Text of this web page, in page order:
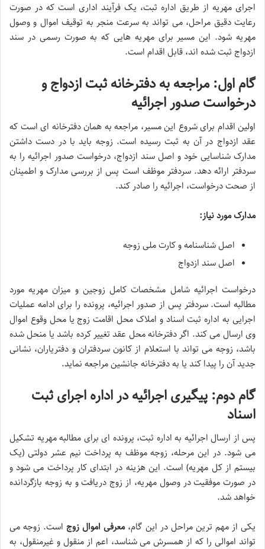
اجرای مهریه از طریق اداره ثبت، یک فرآیند اداری است که در صورت
رعایت دقیق مراحل، می تواند به سرعت منجر به توقیف اموال و وصول
مهریه شود. این مسیر برای مهریه هایی که به صورت رسمی در سند
ازدواج ثبت شده اند، قابل اقدام است.
گام اول: مراجعه به دفترخانه ثبت ازدواج و
درخواست صدور اجرائیه
اولین اقدام برای شروع این مسیر، مراجعه به همان دفترخانه ای است که
عقد ازدواج در آن به ثبت رسیده است. زوجه باید با در دست داشتن
مدارک شناسایی خود و اصل سند ازدواج، درخواست صدور اجرائیه را به
سردفتر ارائه دهد. سردفتر موظف است پس از بررسی مدارک و اطمینان
از صحت درخواست، اجرائیه را صادر کند.
مدارک مورد نیاز:
اصل شناسنامه و کارت ملی زوجه
اصل سند ازدواج
درخواست اجرائیه شامل مشخصات کامل زوجین و میزان مهریه مورد
مطالبه است. سردفتر پس از صدور اجرائیه، پرونده را برای ادامه عملیات
اجرایی به اداره ثبت اسناد و املاک محل اقامت زوج یا محل وقوع اموال
وی ارسال می کند. اگر دفترخانه محل عقد تغییر کرده باشد یا منحل شده
باشد، زوجه می تواند با استعلام از کانون سردفتران و دفتریاران، نشانی
جدید آن را پیدا کند یا به دفترخانه جانشین مراجعه نماید.
گام دوم: پیگیری اجرائیه در اداره اجرای ثبت
اسناد
پس از ارسال اجرائیه به اداره ثبت، پرونده ای برای مطالبه مهریه تشکیل
می شود. در این مرحله، زوجه موظف به پرداخت نیم عشر دولتی (یک
بیستم از کل مهریه) است. این هزینه در ابتدای کار پرداخت می شود و
در صورت موفقیت در وصول مهریه، از زوج دریافت و به زوجه بازگردانده
خواهد شد.
یکی از مهم ترین مراحل در این گام،معرفی اموال زوج است. زوجه می
تواند اموالی را که از همسرش می شناسد، اعم از منقول و غیرمنقول، به